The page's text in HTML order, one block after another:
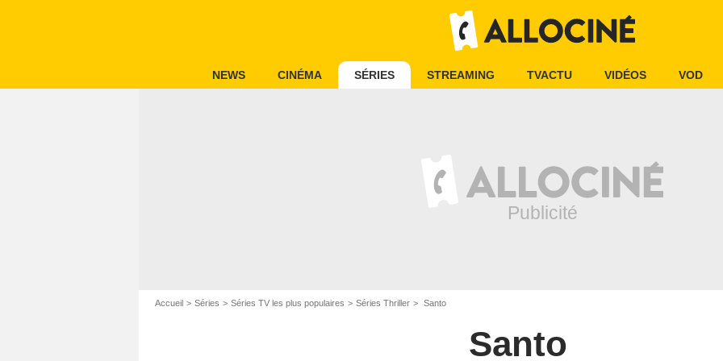
NEWS CINÉMA SÉRIES STREAMING TVACTU VIDÉOS VOD
Accueil Séries Séries TV les plus populaires Séries Thriller Santo
Santo